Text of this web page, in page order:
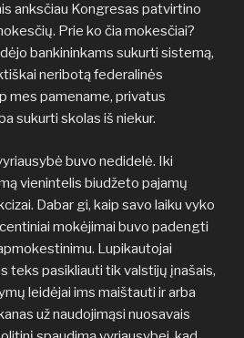
anksčiau Kongresas patvirtino
Prie ko čia mokesčiai?
bankininkams sukurti sistemą,
neribotą federalinės
mes pamename, privatus
sukurti skolas iš niekur.
buvo nedidelė. Iki
vienintelis biudžeto pajamų
Dabar gi, kaip savo laiku vyko
mokėjimai buvo padengti
Lupikautojai
teks pasikliauti tik valstijų įnašais,
leidėjai ims maištauti ir arba
už naudojimąsi nuosavais